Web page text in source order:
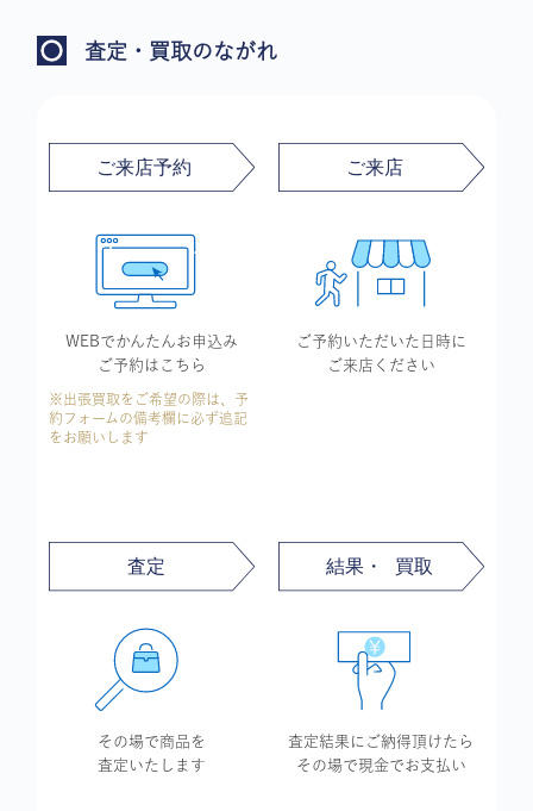
査定・買取のながれ
WEBでかんたんお申込み
ご予約はこちら
※出張買取をご希望の際は、予
約フォームの備考欄に必ず追記
をお願いします
ご予約いただいた 日時に
ご来店ください
その場で商品を
査定いたします
査定結果に ご納得頂けたら
その場で現金で お支払い